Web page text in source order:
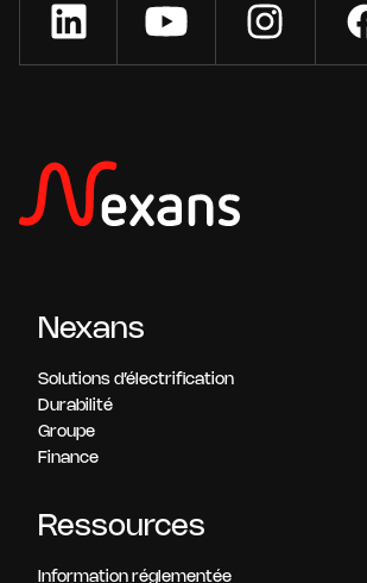
Nexans
Solutions d’électrification
Durabilité
Groupe
Finance
Ressources
Information réglementée